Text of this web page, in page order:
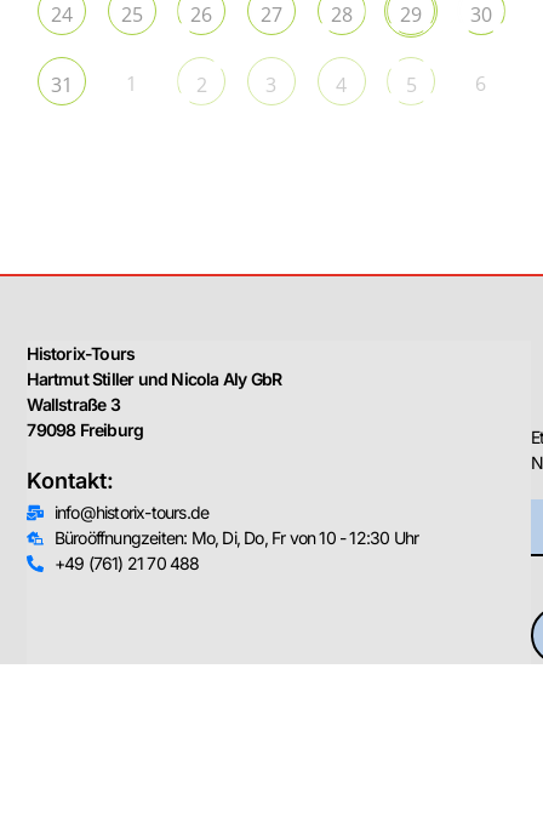
24 25 26 27 28 29 30
31 1 2 3 4 5 6
Historix-Tours
Hartmut Stiller und Nicola Aly GbR
Wallstraße 3
79098 Freiburg
Kontakt:
info@historix-tours.de
Büroöffnungzeiten: Mo, Di, Do, Fr von 10 - 12:30 Uhr
+49 (761) 21 70 488